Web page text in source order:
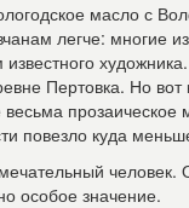
масло с
легче: многие
Пертовка. Но вот
весьма
повезло куда
человек.
особое значение.